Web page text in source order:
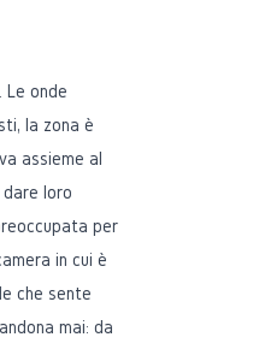
Le onde
la zona è
assieme al
loro
per
in cui è
che sente
mai: da